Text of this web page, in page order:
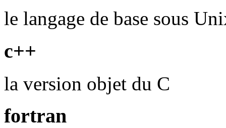
le langage de base sous
c++
la version objet du C
fortran